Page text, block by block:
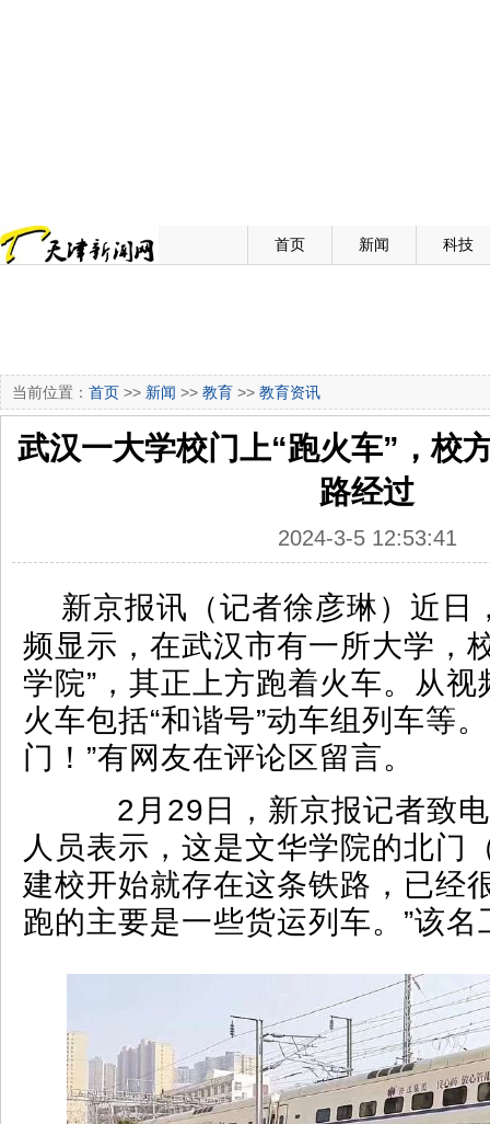
首页 新闻 科技
当前位置： 首页 >> 新闻 >> 教育 >> 教育资讯
武汉一大学校门上“跑火车”，校
路经过
2024-3-5 12:53:41
新京报讯（记者徐彦琳）近日
频显示，在武汉市有一所大学，
学院”，其正上方跑着火车。从
火车包括“和谐号”动车组列车等
门！”有网友在评论区留言。
2月29日，新京报记者致电
人员表示，这是文华学院的北门
建校开始就存在这条铁路，已经
跑的主要是一些货运列车。”该